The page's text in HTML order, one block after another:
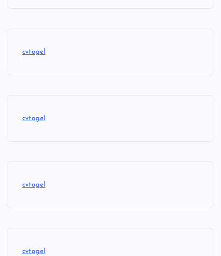
cvtogel
cvtogel
cvtogel
cvtogel